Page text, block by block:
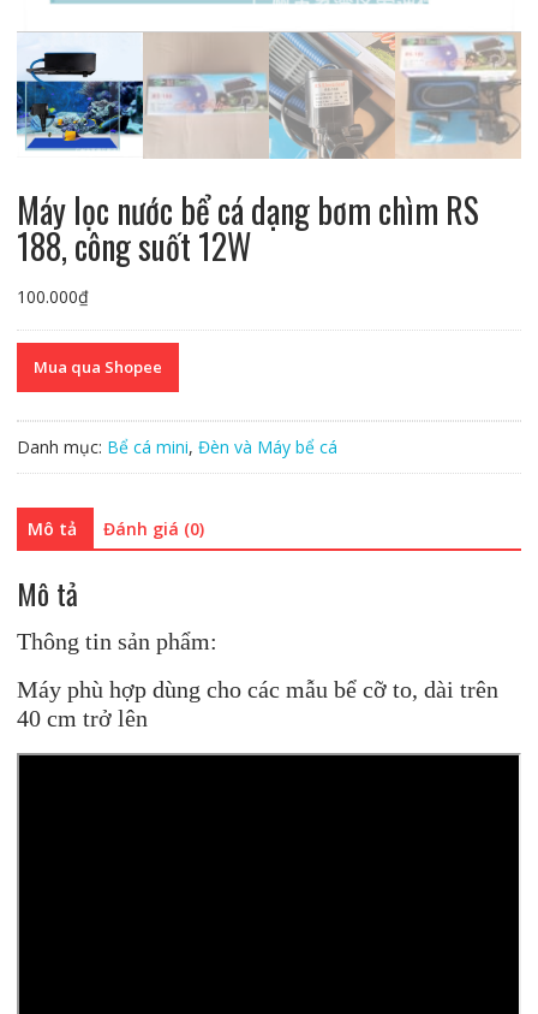
Máy lọc nước bể cá dạng bơm chìm RS
188, công suốt 12W
100.000₫
Mua qua Shopee
Danh mục: Bể cá mini, Đèn và Máy bể cá
Mô tả Đánh giá (0)
Mô tả
Thông tin sản phẩm:
Máy phù hợp dùng cho các mẫu bể cỡ to, dài trên
40 cm trở lên